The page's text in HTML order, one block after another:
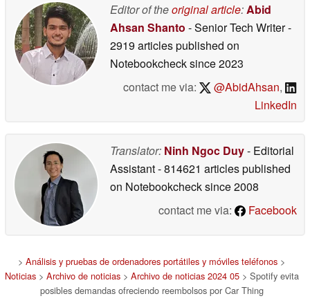
Editor of theoriginal article: Abid
Ahsan Shanto - Senior Tech Writer-
2919 articles published on
Notebookchecksince 2023
contact me via:
@AbidAhsan,
LinkedIn
Translator: Ninh Ngoc Duy- Editorial
Assistant- 814621 articles published
on Notebookchecksince 2008
contact me via:
Facebook
> Análisis y pruebas de ordenadores portátiles y móviles teléfonos >
Noticias> Archivo de noticias> Archivo de noticias 2024 05> Spotify evita
posibles demandas ofreciendo reembolsos por Car Thing